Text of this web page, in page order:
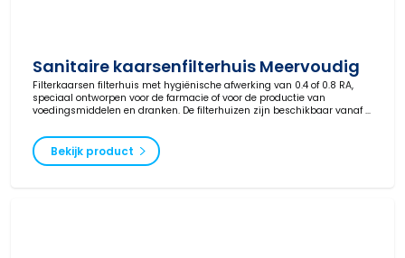
Sanitaire kaarsenfilterhuis Meervoudig
Filterkaarsen filterhuis met hygiënische afwerking van 0.4 of 0.8 RA,
speciaal ontworpen voor de farmacie of voor de productie van
voedingsmiddelen en dranken. De filterhuizen zijn beschikbaar vanaf 3
keuze voor het aantal filterkaarsen is er ook veel keuze in materialen,
drukklassen en aansluitingen.
Bekijk product